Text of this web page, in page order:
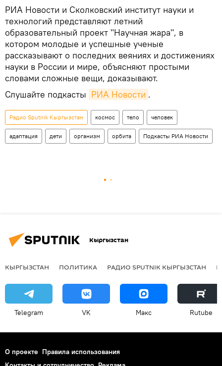
РИА Новости и Сколковский институт науки и
технологий представляют летний
образовательный проект "Научная жара", в
котором молодые и успешные ученые
рассказывают о последних веяниях и достижениях
науки в России и мире, объясняют простыми
словами сложные вещи, доказывают.
Слушайте подкасты РИА Новости .
Радио Sputnik Кыргызстан космос тело человек
адаптация дети организм орбита Подкасты РИА Новости
Кыргызстан
КЫРГЫЗСТАН ПОЛИТИКА РАДИО SPUTNIK КЫРГЫЗСТАН
Telegram VK Макс Rutube
О проекте Правила использования